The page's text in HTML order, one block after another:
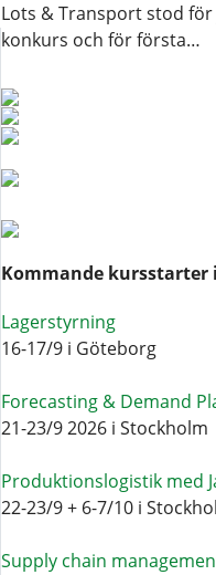
Lots & Transport stod
konkurs och för första…
Kommande kursstarter
Lagerstyrning
16-17/9 i Göteborg
Forecasting & Demand
21-23/9 2026 i Stockholm
Produktionslogistik med
22-23/9 + 6-7/10 i
Supply chain